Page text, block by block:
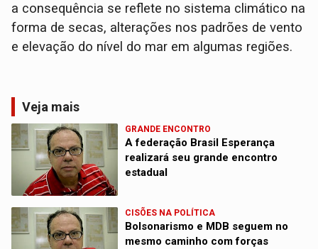
a consequência se reflete no sistema climático na
forma de secas, alterações nos padrões de vento
e elevação do nível do mar em algumas regiões.
Veja mais
GRANDE ENCONTRO
A federação Brasil Esperança
realizará seu grande encontro
estadual
CISÕES NA POLÍTICA
Bolsonarismo e MDB seguem no
mesmo caminho com forças